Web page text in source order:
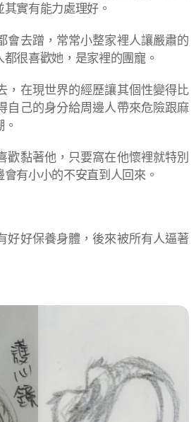
實有能力處理好。
會去蹭，常常小整家裡人讓嚴肅的
很喜歡她，是家裡的團寵。
，在現世界的經歷讓其個性變得比
自己的身分給周邊人帶來危險跟麻
歡黏著他，只要窩在他懷裡就特別
有小小的不安直到人回來。
好好保養身體，後來被所有人逼著